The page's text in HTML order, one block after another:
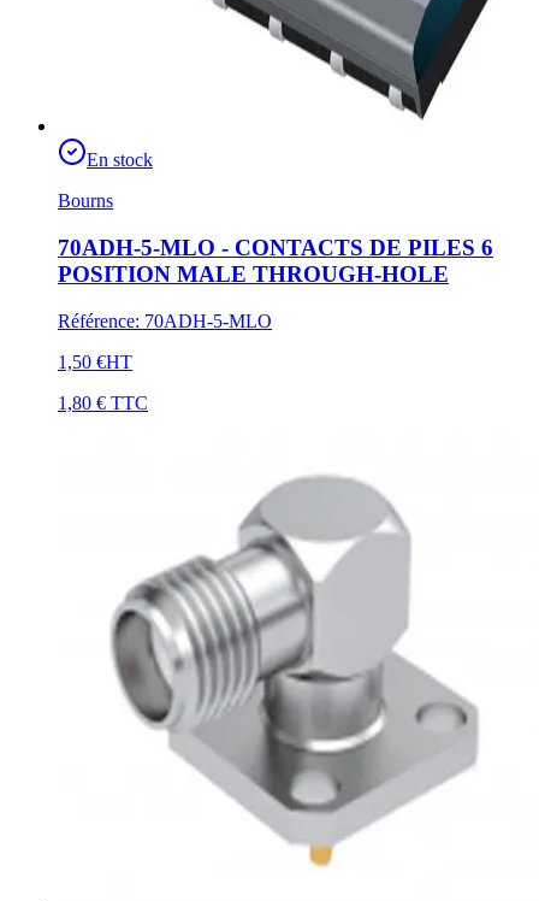
En stock
Bourns
70ADH-5-MLO - CONTACTS DE PILES 6
POSITION MALE THROUGH-HOLE
Référence: 70ADH-5-MLO
1,50 €HT
1,80 € TTC